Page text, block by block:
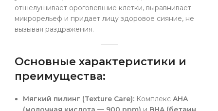
отшелушивает ороговевшие клетки, выравнивает
микрорельеф и придает лицу здоровое сияние, не
вызывая раздражения.
Основные характеристики и
преимущества:
Мягкий пилинг (Texture Care): Комплекс AHA